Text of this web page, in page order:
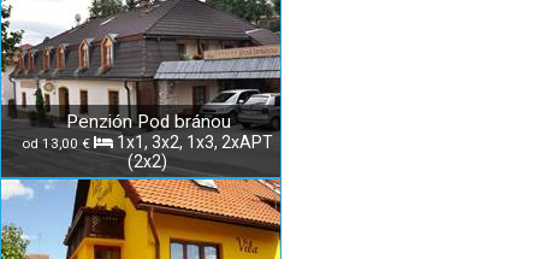
Penzión Pod bránou
od 13,00 €
1x1, 3x2, 1x3, 2xAPT
(2x2)